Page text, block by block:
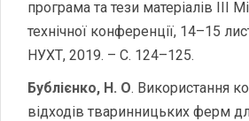
програма та тези матеріалів IІI
технічної конференції, 14–15
НУХТ, 2019. – С. 124–125.
Бублієнко, Н. О. Використання
відходів тваринницьких ферм